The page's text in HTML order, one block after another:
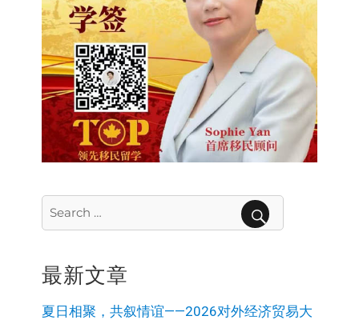
Search
for:
最新文章
夏日相聚，共叙情谊——2026对外经济贸易大